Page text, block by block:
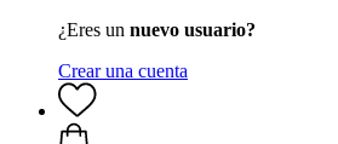
¿Eres un nuevo usuario?
Crear una cuenta